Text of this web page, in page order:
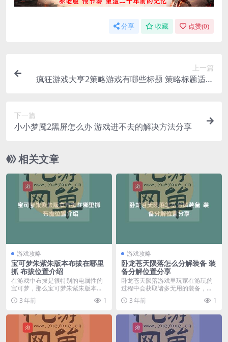
分享 收藏 点赞(0)
上一篇
疯狂游戏大亨2策略游戏有哪些标题 策略标题适配
下一篇
小小梦魇2黑屏怎么办 游戏进不去的解决方法分享
相关文章
游戏攻略
宝可梦朱紫朱版本布拔在哪里
抓 布拔位置介绍
在游戏中布拔是很特别的电属性的
宝可梦，那么宝可梦朱紫朱版本布
拔在哪里抓呢？还不知...
3 年前 1
游戏攻略
卧龙苍天陨落怎么分解装备 装
备分解位置分享
卧龙苍天陨落游戏里玩家在游玩的
过程中会获取诸多无用的装备，很
多玩家想将装备分解获...
3 年前 1